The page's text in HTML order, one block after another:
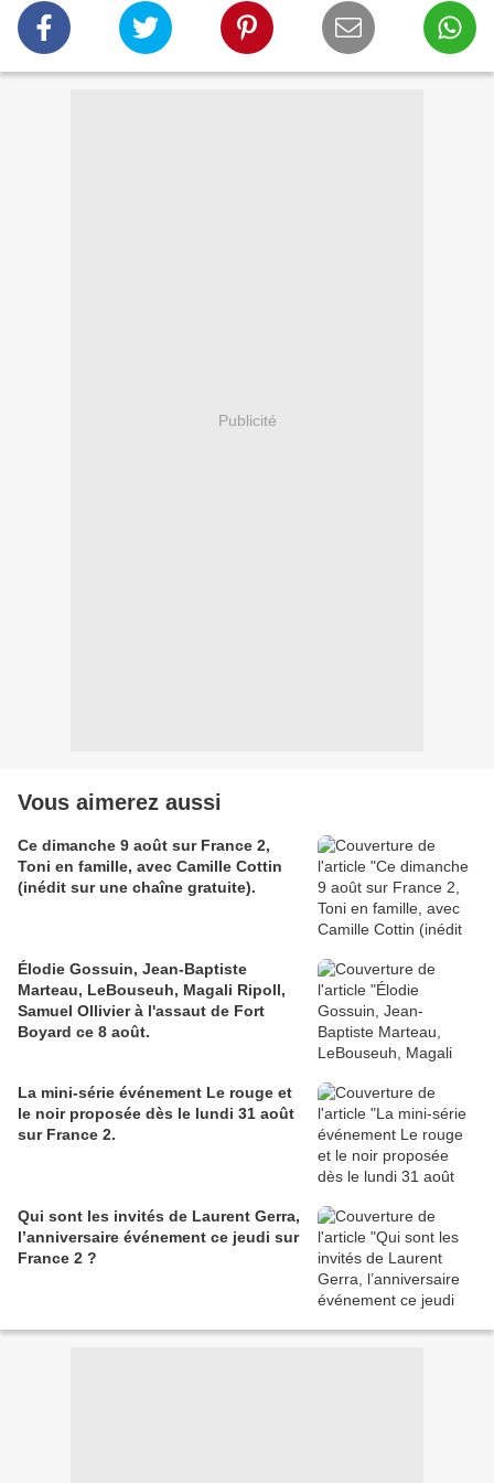
Publicité
Vous aimerez aussi
Ce dimanche 9 août sur France 2,
Toni en famille, avec Camille Cottin
(inédit sur une chaîne gratuite).
Élodie Gossuin, Jean-Baptiste
Marteau, LeBouseuh, Magali Ripoll,
Samuel Ollivier à l'assaut de Fort
Boyard ce 8 août.
La mini-série événement Le rouge et
le noir proposée dès le lundi 31 août
sur France 2.
Qui sont les invités de Laurent Gerra,
l’anniversaire événement ce jeudi sur
France 2 ?